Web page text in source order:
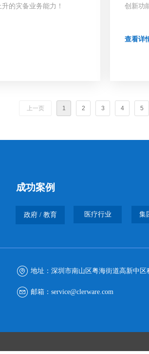
的灾备业务能力！ 创新功
查看详
上一页 1 2 3 4 5
成功案例
政府 / 教育 医疗行业 集
地址： 深圳市南山区粤海街道高新中区
邮箱： service@clerware.com